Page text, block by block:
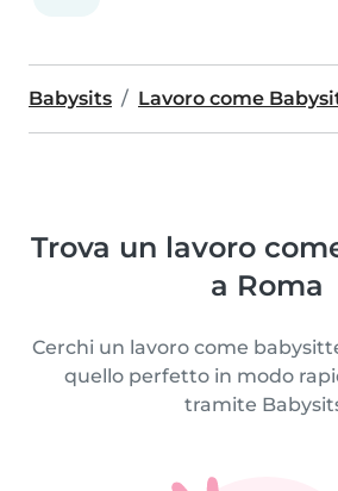
Babysits Lavoro come
Trova un lavoro
a Roma
Cerchi un lavoro come
quello perfetto in modo
tramite